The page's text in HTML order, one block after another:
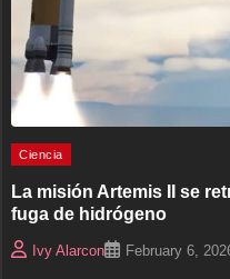
Ciencia
La misión Artemis II se
fuga de hidrógeno
Ivy Alarcon February 6,